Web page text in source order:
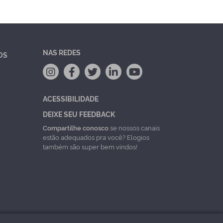
NAS REDES
ACESSIBILIDADE
DEIXE SEU FEEDBACK
Compartilhe conoscose nossos canais
estão adequados pra você? Elogios
também são super bem vindos!